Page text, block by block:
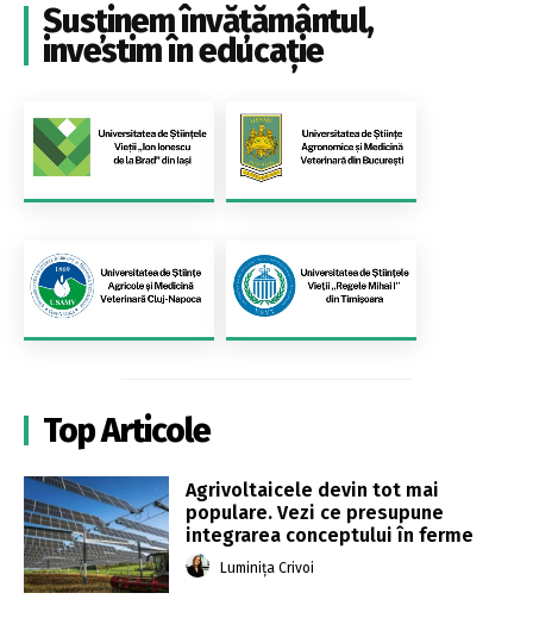
Susținem învățământul,
investim în educație
Top Articole
Agrivoltaicele devin tot mai
populare. Vezi ce presupune
integrarea conceptului în ferme
Luminița Crivoi